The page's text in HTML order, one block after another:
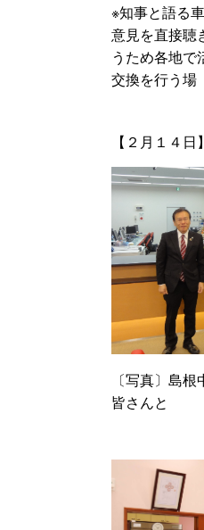
※知事と語る
意見を直接聴
うため各地で
交換を行う場
【２月１４日】
〔写真〕島
皆さんと